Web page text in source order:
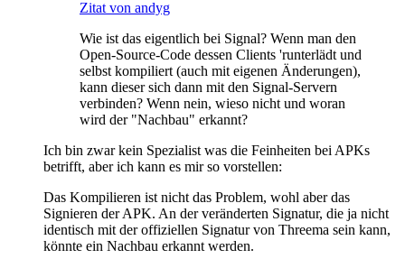
Zitat von andyg
Wie ist das eigentlich bei Signal? Wenn man den
Open-Source-Code dessen Clients 'runterlädt und
selbst kompiliert (auch mit eigenen Änderungen),
kann dieser sich dann mit den Signal-Servern
verbinden? Wenn nein, wieso nicht und woran
wird der "Nachbau" erkannt?
Ich bin zwar kein Spezialist was die Feinheiten bei APKs
betrifft, aber ich kann es mir so vorstellen:
Das Kompilieren ist nicht das Problem, wohl aber das
Signieren der APK. An der veränderten Signatur, die ja nicht
identisch mit der offiziellen Signatur von Threema sein kann,
könnte ein Nachbau erkannt werden.